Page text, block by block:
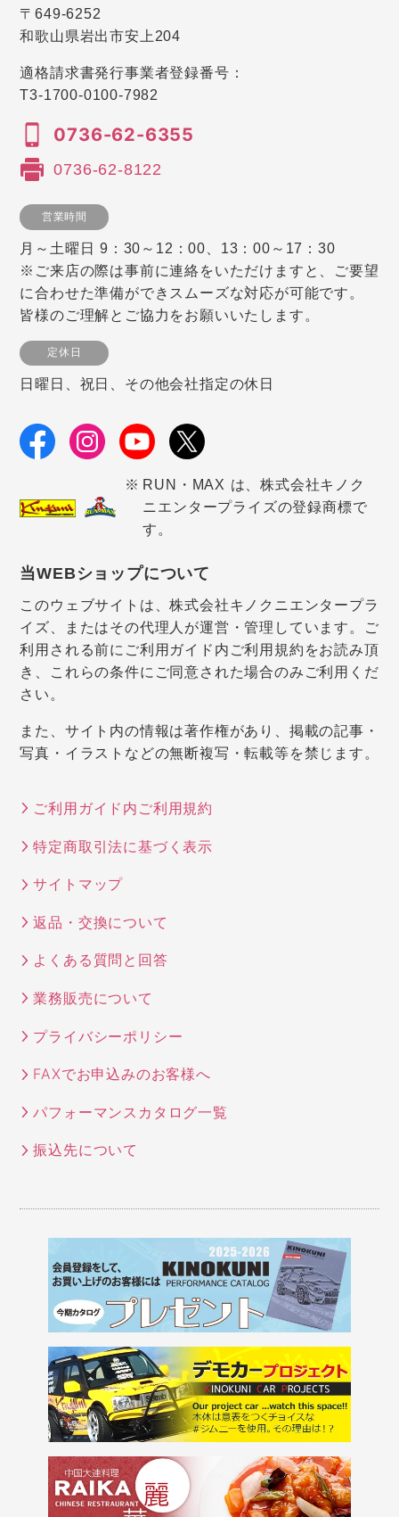
〒649-6252
和歌山県岩出市安上204
適格請求書発行事業者登録番号：
T3-1700-0100-7982
0736-62-6355
0736-62-8122
営業時間
月～土曜日 9：30～12：00、13：00～17：30
※ご来店の際は事前に連絡をいただけますと、ご要望
に合わせた準備ができスムーズな対応が可能です。
皆様のご理解とご協力をお願いいたします。
定休日
日曜日、祝日、その他会社指定の休日
RUN・MAX は、株式会社キノク
ニエンタープライズの登録商標で
す。
当WEBショップについて
このウェブサイトは、株式会社キノクニエンタープラ
イズ、またはその代理人が運営・管理しています。ご
利用される前にご利用ガイド内ご利用規約をお読み頂
き、これらの条件にご同意された場合のみご利用くだ
さい。
また、サイト内の情報は著作権があり、掲載の記事・
写真・イラストなどの無断複写・転載等を禁じます。
ご利用ガイド内ご利用規約
特定商取引法に基づく表示
サイトマップ
返品・交換について
よくある質問と回答
業務販売について
プライバシーポリシー
FAXでお申込みのお客様へ
パフォーマンスカタログ一覧
振込先について